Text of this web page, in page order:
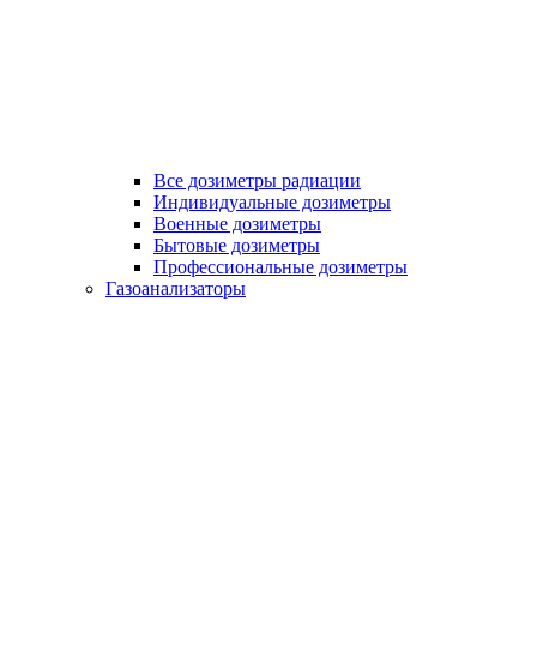
Все дозиметры радиации
Индивидуальные дозиметры
Военные дозиметры
Бытовые дозиметры
Профессиональные дозиметры
Газоанализаторы